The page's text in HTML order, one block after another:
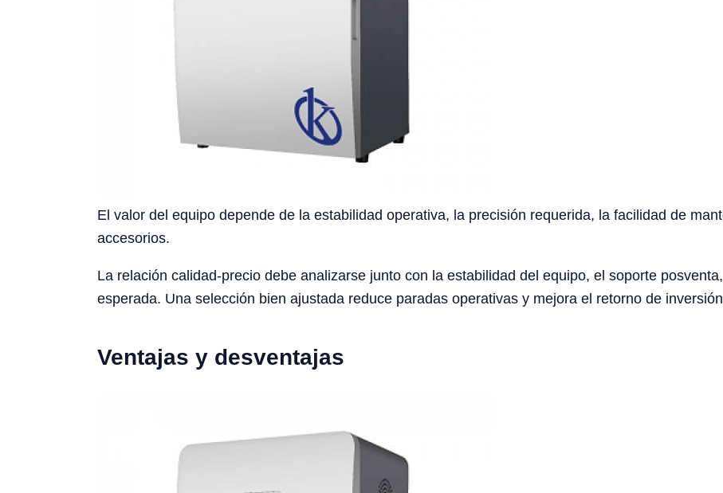
El valor del equipo depende de la estabilidad operativa, la precisión requerida, la facilidad de
accesorios.
La relación calidad-precio debe analizarse junto con la estabilidad del equipo, el soporte
esperada. Una selección bien ajustada reduce paradas operativas y mejora el retorno de
Ventajas y desventajas